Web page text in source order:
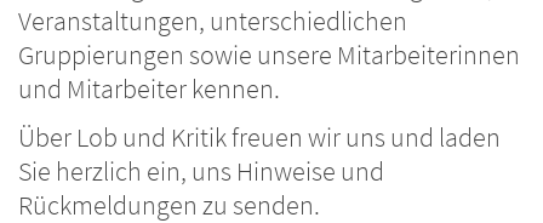
Veranstaltungen, unterschiedlichen
Gruppierungen sowie unsere Mitarbeiterinnen
und Mitarbeiter kennen.
Über Lob und Kritik freuen wir uns und laden
Sie herzlich ein, uns Hinweise und
Rückmeldungen zu senden.